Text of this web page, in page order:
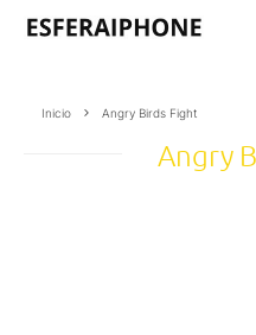
Inicio Angry Birds Fight
Angry